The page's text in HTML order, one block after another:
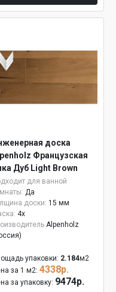
доска
Французская
Дуб Light Brown
для ванной
Да
доски: 15 мм
4x
Alpenholz
упаковки: 2.184м2
за 1 м2: 4338р.
за упаковку: 9474р.